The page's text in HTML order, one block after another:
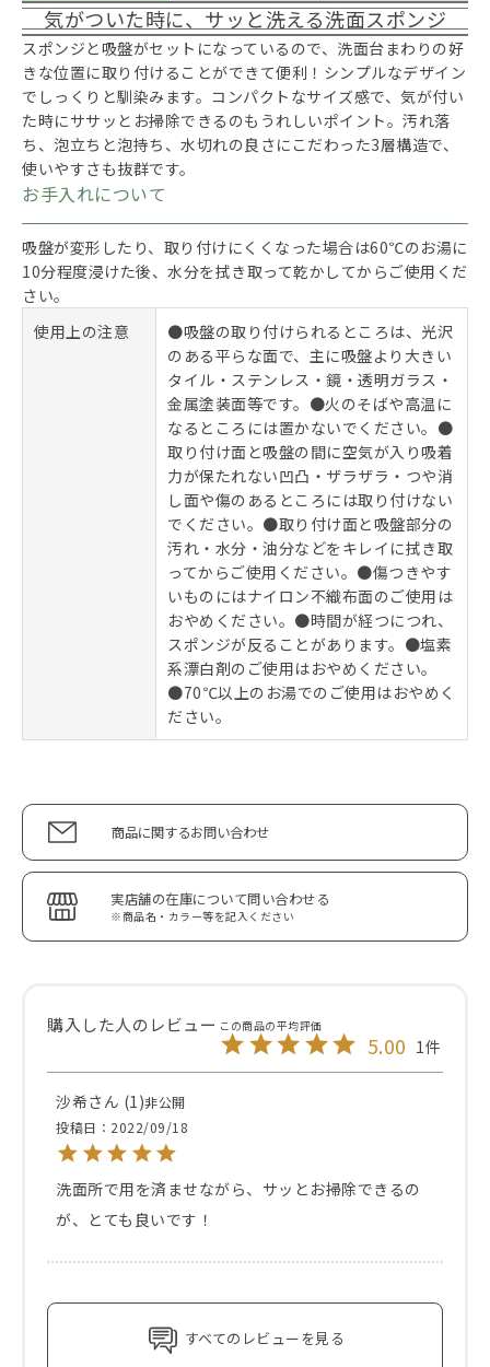
気がついた時に、サッと洗える洗面スポンジ
スポンジと吸盤がセットになっているので、洗面台まわりの好
きな位置に取り付けることができて便利！シンプルなデザイン
でしっくりと馴染みます。コンパクトなサイズ感で、気が付い
た時にササッとお掃除できるのもうれしいポイント。汚れ落
ち、泡立ちと泡持ち、水切れの良さにこだわった3層構造で、
使いやすさも抜群です。
お手入れについて
吸盤が変形したり、取り付けにくくなった場合は60℃のお湯に
10分程度浸けた後、水分を拭き取って乾かしてからご使用くだ
さい。
使用上の注意
●吸盤の取り付けられるところは、光沢
のある平らな面で、主に吸盤より大きい
タイル・ステンレス・鏡・透明ガラス・
金属塗装面等です。●火のそばや高温に
なるところには置かないでください。●
取り付け面と吸盤の間に空気が入り吸着
力が保たれない凹凸・ザラザラ・つや消
し面や傷のあるところには取り付けない
でください。●取り付け面と吸盤部分の
汚れ・水分・油分などをキレイに拭き取
ってからご使用ください。●傷つきやす
いものにはナイロン不織布面のご使用は
おやめください。●時間が経つにつれ、
スポンジが反ることがあります。●塩素
系漂白剤のご使用はおやめください。
●70℃以上のお湯でのご使用はおやめく
ださい。
商品に関するお問い合わせ
実店舗の在庫について問い合わせる
※商品名・カラー等を記入ください
5.00 1
沙希 1 非公開
投稿日
2022/09/18
洗面所で用を済ませながら、サッとお掃除できるの
が、とても良いです！
すべてのレビューを見る